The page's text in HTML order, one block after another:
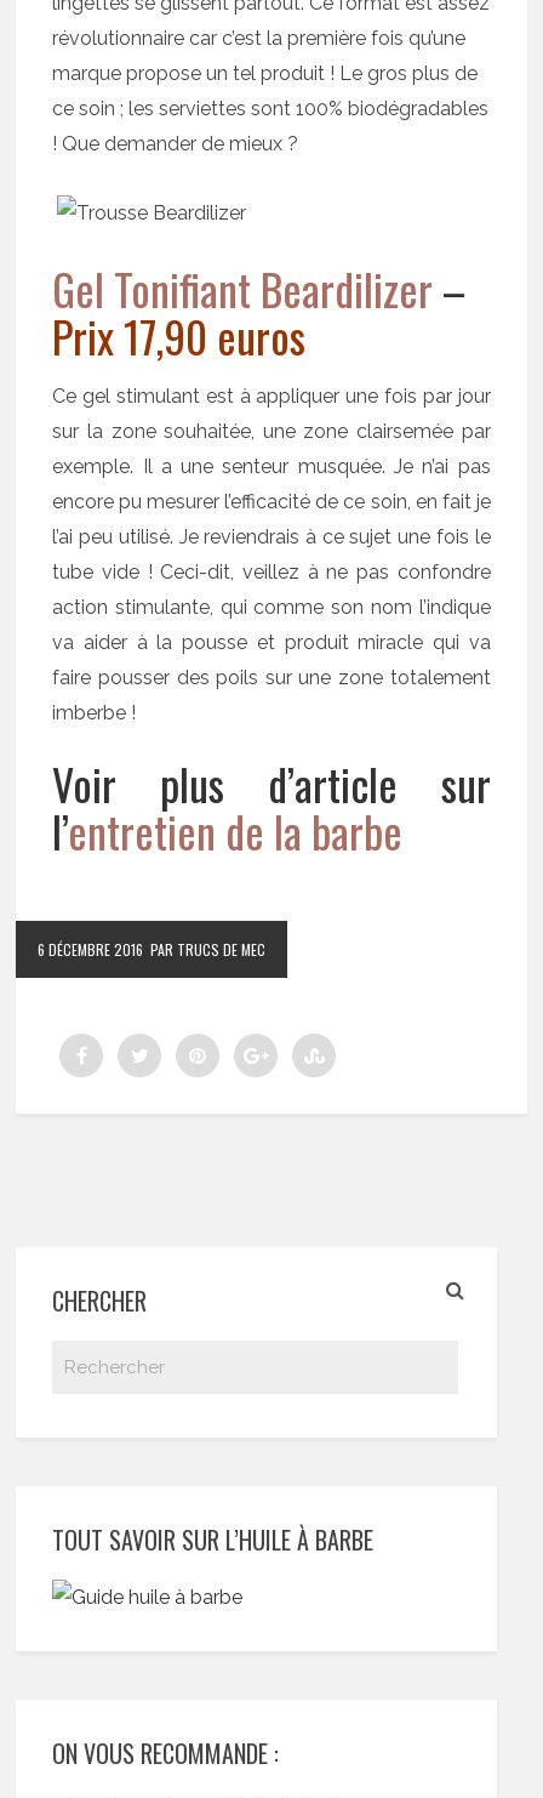
révolutionnaire car c’est la première fois qu’une
marque propose un tel produit ! Le gros plus de
ce soin ; les serviettes sont 100% biodégradables
! Que demander de mieux ?
Gel Tonifiant Beardilizer–
Prix 17,90 euros
Ce gel stimulant est à appliquer une fois par jour
sur la zone souhaitée, une zone clairsemée par
exemple. Il a une senteur musquée. Je n’ai pas
encore pu mesurer l’efficacité de ce soin, en fait je
l’ai peu utilisé. Je reviendrais à ce sujet une fois le
tube vide ! Ceci-dit, veillez à ne pas confondre
action stimulante, qui comme son nom l’indique
va aider à la pousse et produit miracle qui va
faire pousser des poils sur une zone totalement
imberbe !
Voir plus d’article sur
l’entretien de la barbe
6 DÉCEMBRE 2016 PAR TRUCS DE MEC
CHERCHER
TOUT SAVOIR SUR L’HUILE À BARBE
ON VOUS RECOMMANDE :